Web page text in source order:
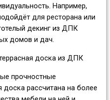
Например,
для ресторана или
декинг из ДПК
домов и дач.
прочностные
доска рассчитана на более